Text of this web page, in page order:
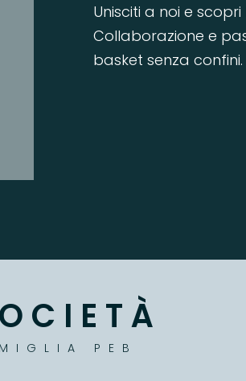
Unisciti a noi e
Collaborazione e
basket senza confini.
PEB